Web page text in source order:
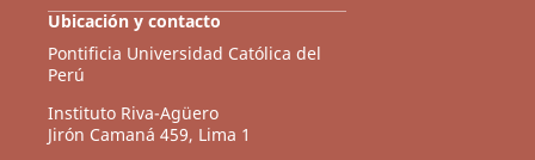
Ubicación y contacto
Pontificia Universidad Católica del
Perú
Instituto Riva-Agüero
Jirón Camaná 459, Lima 1